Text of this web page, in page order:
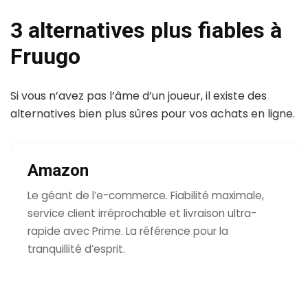
3 alternatives plus fiables à
Fruugo
Si vous n’avez pas l’âme d’un joueur, il existe des
alternatives bien plus sûres pour vos achats en ligne.
Amazon
Le géant de l’e-commerce. Fiabilité maximale,
service client irréprochable et livraison ultra-
rapide avec Prime. La référence pour la
tranquillité d’esprit.